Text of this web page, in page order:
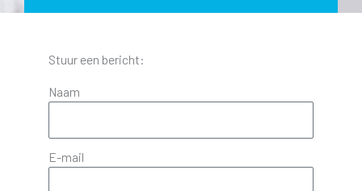
Stuur een bericht:
Naam
E-mail